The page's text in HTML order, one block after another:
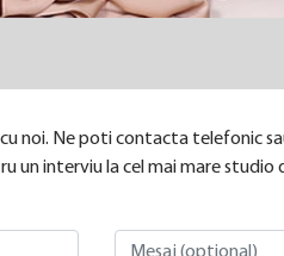
noi. Ne poti contacta telefonic
un interviu la cel mai mare